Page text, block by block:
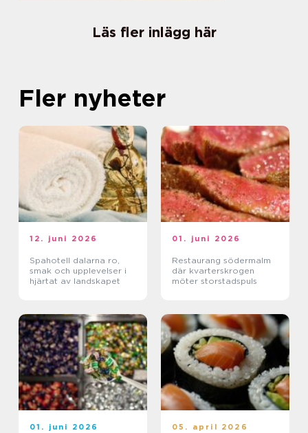
Läs fler inlägg här
Fler nyheter
12. juni 2026
Spahotell dalarna ro,
smak och upplevelser i
hjärtat av landskapet
01. juni 2026
Restaurang södermalm
där kvarterskrogen
möter storstadspuls
01. juni 2026 05. april 2026